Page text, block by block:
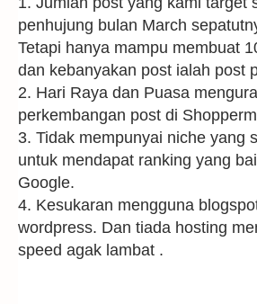
penhujung bulan March
Tetapi hanya mampu membuat
dan kebanyakan post ialah post
2. Hari Raya dan Puasa
perkembangan post di
3. Tidak mempunyai niche yang
untuk mendapat ranking yang
Google.
4. Kesukaran mengguna
wordpress. Dan tiada hosting
speed agak lambat .